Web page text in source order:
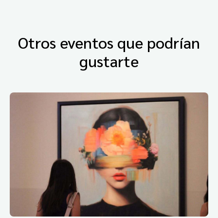
Otros eventos que podrían
gustarte